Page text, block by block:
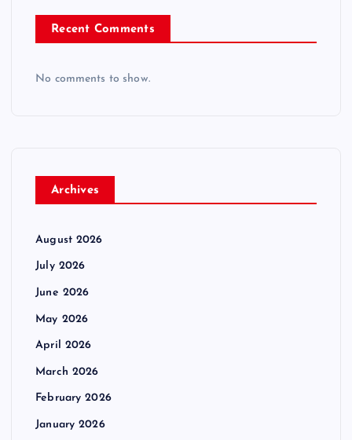
Recent Comments
No comments to show.
Archives
August 2026
July 2026
June 2026
May 2026
April 2026
March 2026
February 2026
January 2026